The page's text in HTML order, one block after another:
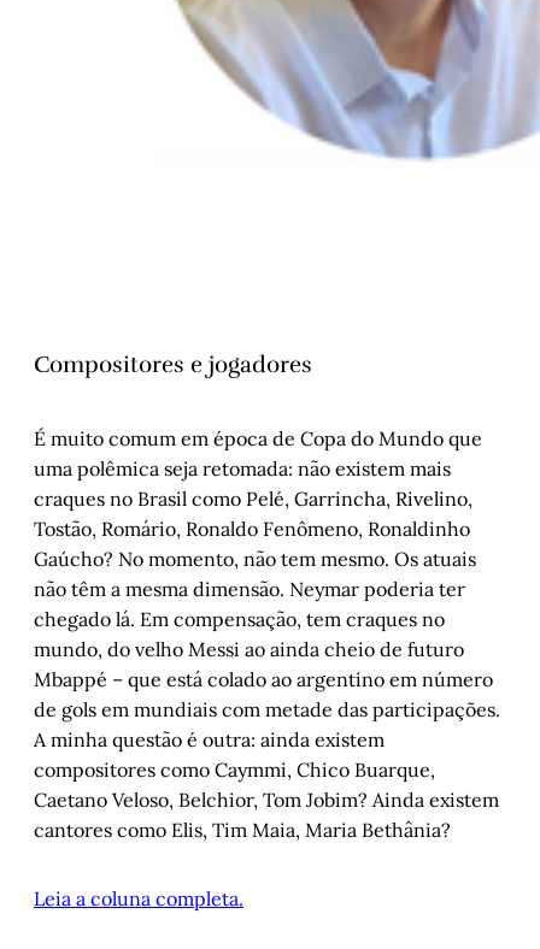
Compositores e jogadores
É muito comum em época de Copa do Mundo que
uma polêmica seja retomada: não existem mais
craques no Brasil como Pelé, Garrincha, Rivelino,
Tostão, Romário, Ronaldo Fenômeno, Ronaldinho
Gaúcho? No momento, não tem mesmo. Os atuais
não têm a mesma dimensão. Neymar poderia ter
chegado lá. Em compensação, tem craques no
mundo, do velho Messi ao ainda cheio de futuro
Mbappé – que está colado ao argentino em número
de gols em mundiais com metade das participações.
A minha questão é outra: ainda existem
compositores como Caymmi, Chico Buarque,
Caetano Veloso, Belchior, Tom Jobim? Ainda existem
cantores como Elis, Tim Maia, Maria Bethânia?
Leia a coluna completa.